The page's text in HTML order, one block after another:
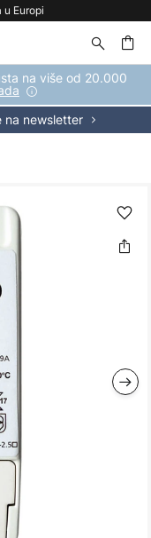
Europi
na više od 20.000
na newsletter